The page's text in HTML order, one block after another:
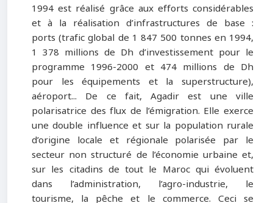
1994 est réalisé grâce aux efforts considérables
et à la réalisation d’infrastructures de base :
ports (trafic global de 1 847 500 tonnes en 1994,
1 378 millions de Dh d’investissement pour le
programme 1996-2000 et 474 millions de Dh
pour les équipements et la superstructure),
aéroport... De ce fait, Agadir est une ville
polarisatrice des flux de l’émigration. Elle exerce
une double influence et sur la population rurale
d’origine locale et régionale polarisée par le
secteur non structuré de l’économie urbaine et,
sur les citadins de tout le Maroc qui évoluent
dans l’administration, l’agro-industrie, le
tourisme, la pêche et le commerce. Ceci se